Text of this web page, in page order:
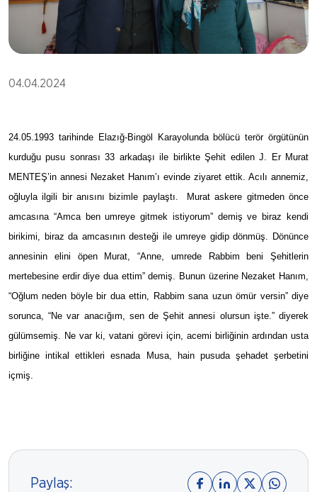
04.04.2024
24.05.1993 tarihinde Elazığ-Bingöl Karayolunda bölücü terör örgütünün
kurduğu pusu sonrası 33 arkadaşı ile birlikte Şehit edilen J. Er Murat
MENTEŞ’in annesi Nezaket Hanım’ı evinde ziyaret ettik. Acılı annemiz,
oğluyla ilgili bir anısını bizimle paylaştı. Murat askere gitmeden önce
amcasına “Amca ben umreye gitmek istiyorum” demiş ve biraz kendi
birikimi, biraz da amcasının desteği ile umreye gidip dönmüş. Dönünce
annesinin elini öpen Murat, “Anne, umrede Rabbim beni Şehitlerin
mertebesine erdir diye dua ettim” demiş. Bunun üzerine Nezaket Hanım,
“Oğlum neden böyle bir dua ettin, Rabbim sana uzun ömür versin” diye
sorunca, “Ne var anacığım, sen de Şehit annesi olursun işte.” diyerek
gülümsemiş. Ne var ki, vatani görevi için, acemi birliğinin ardından usta
birliğine intikal ettikleri esnada Musa, hain pusuda şehadet şerbetini
içmiş.
Paylaş: